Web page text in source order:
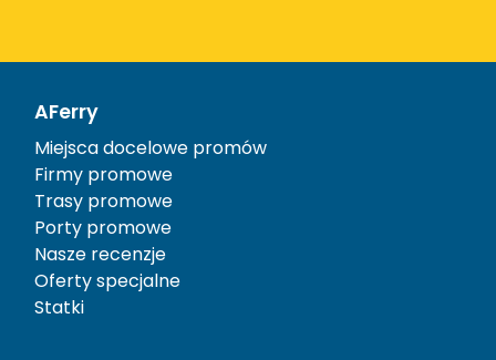
AFerry
Miejsca docelowe promów
Firmy promowe
Trasy promowe
Porty promowe
Nasze recenzje
Oferty specjalne
Statki